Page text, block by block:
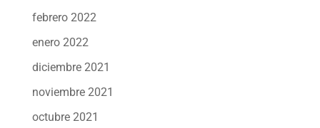
febrero 2022
enero 2022
diciembre 2021
noviembre 2021
octubre 2021